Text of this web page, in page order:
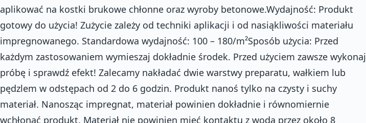
aplikować na kostki brukowe chłonne oraz wyroby betonowe.Wydajność: Produkt
gotowy do użycia! Zużycie zależy od techniki aplikacji i od nasiąkliwości materiału
impregnowanego. Standardowa wydajność: 100 – 180/m²Sposób użycia: Przed
każdym zastosowaniem wymieszaj dokładnie środek. Przed użyciem zawsze wykonaj
próbę i sprawdź efekt! Zalecamy nakładać dwie warstwy preparatu, wałkiem lub
pędzlem w odstępach od 2 do 6 godzin. Produkt nanoś tylko na czysty i suchy
materiał. Nanosząc impregnat, materiał powinien dokładnie i równomiernie
wchłonąć produkt. Materiał nie powinien mieć kontaktu z wodą przez około 8